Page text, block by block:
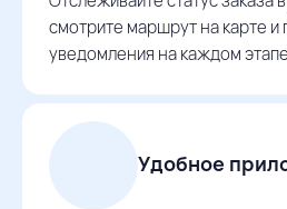
смотрите маршрут на карте и
уведомления на каждом
Удобное